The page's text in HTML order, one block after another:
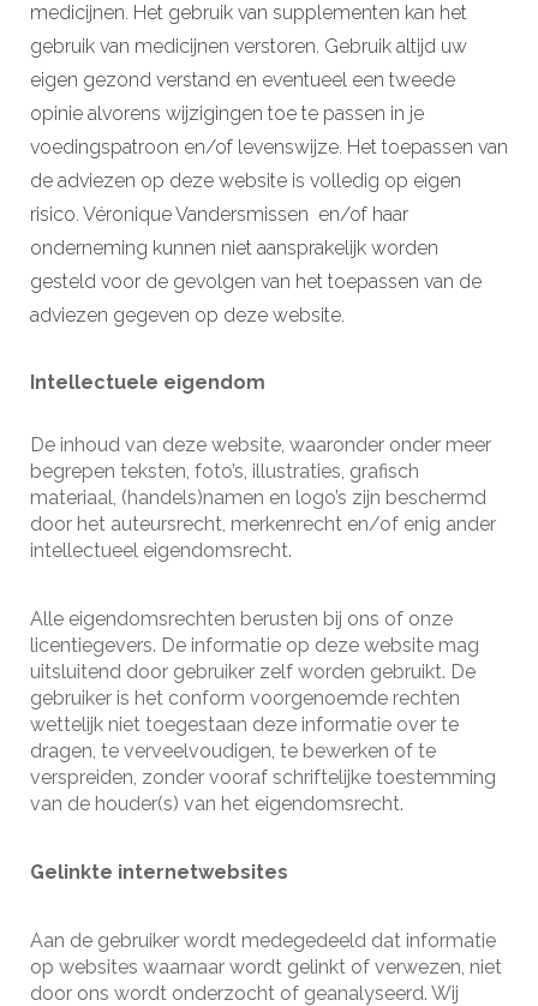
medicijnen. Het gebruik van supplementen kan het
gebruik van medicijnen verstoren. Gebruik altijd uw
eigen gezond verstand en eventueel een tweede
opinie alvorens wijzigingen toe te passen in je
voedingspatroon en/of levenswijze. Het toepassen van
de adviezen op deze website is volledig op eigen
risico. Véronique Vandersmissen en/of haar
onderneming kunnen niet aansprakelijk worden
gesteld voor de gevolgen van het toepassen van de
adviezen gegeven op deze website.
Intellectuele eigendom
De inhoud van deze website, waaronder onder meer
begrepen teksten, foto’s, illustraties, grafisch
materiaal, (handels)namen en logo’s zijn beschermd
door het auteursrecht, merkenrecht en/of enig ander
intellectueel eigendomsrecht.
Alle eigendomsrechten berusten bij ons of onze
licentiegevers. De informatie op deze website mag
uitsluitend door gebruiker zelf worden gebruikt. De
gebruiker is het conform voorgenoemde rechten
wettelijk niet toegestaan deze informatie over te
dragen, te verveelvoudigen, te bewerken of te
verspreiden, zonder vooraf schriftelijke toestemming
van de houder(s) van het eigendomsrecht.
Gelinkte internetwebsites
Aan de gebruiker wordt medegedeeld dat informatie
op websites waarnaar wordt gelinkt of verwezen, niet
door ons wordt onderzocht of geanalyseerd. Wij